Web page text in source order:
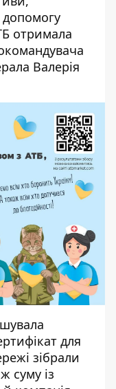
допомогу
отримала
Валерія
для
зібрали
суму із